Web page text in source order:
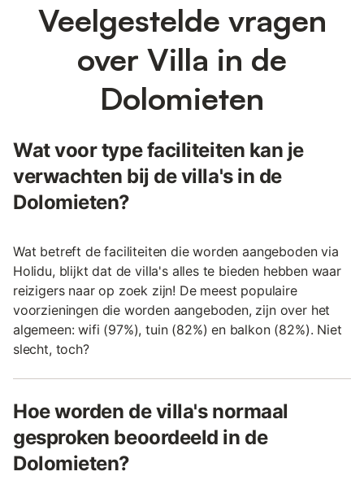
Veelgestelde vragen
over Villa in de
Dolomieten
Wat voor type faciliteiten kan je
verwachten bij de villa's in de
Dolomieten?
Wat betreft de faciliteiten die worden aangeboden via
Holidu, blijkt dat de villa's alles te bieden hebben waar
reizigers naar op zoek zijn! De meest populaire
voorzieningen die worden aangeboden, zijn over het
algemeen: wifi (97%), tuin (82%) en balkon (82%). Niet
slecht, toch?
Hoe worden de villa's normaal
gesproken beoordeeld in de
Dolomieten?